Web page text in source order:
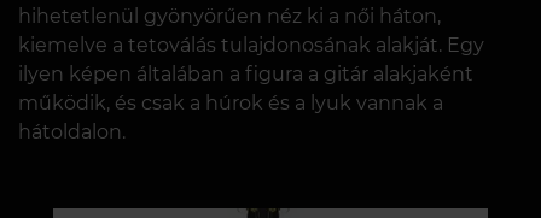
hihetetlenül gyönyörűen néz ki a női háton,
kiemelve a tetoválás tulajdonosának alakját. Egy
ilyen képen általában a figura a gitár alakjaként
működik, és csak a húrok és a lyuk vannak a
hátoldalon.